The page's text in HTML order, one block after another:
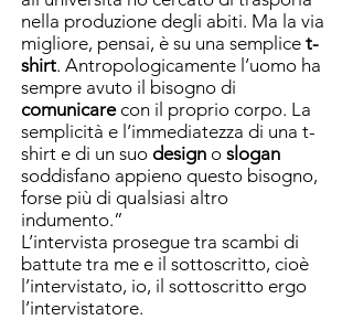
nella produzione degli abiti. Ma la via
migliore, pensai, è su una semplice t-
shirt. Antropologicamente l’uomo ha
sempre avuto il bisogno di
comunicarecon il proprio corpo. La
semplicità e l’immediatezza di una t-
shirt e di un suo design o slogan
soddisfano appieno questo bisogno,
forse più di qualsiasi altro
indumento.”
L’intervista prosegue tra scambi di
battute tra me e il sottoscritto, cioè
l’intervistato, io, il sottoscritto ergo
l’intervistatore.